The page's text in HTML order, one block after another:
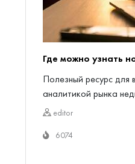
Где можно узнать
Полезный ресурс для
аналитикой рынка
editor
6074